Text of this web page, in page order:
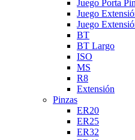
Juego Porta
Juego
Juego
BT
BT Largo
ISO
MS
R8
Extensión
Pinzas
ER20
ER25
ER32